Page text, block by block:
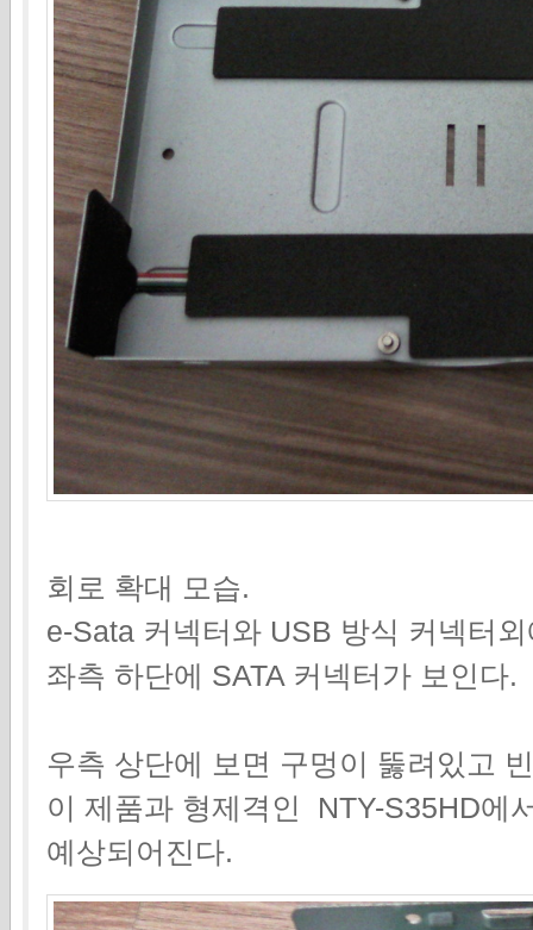
회로 확대 모습.
e-Sata 커넥터와 USB 방식 커넥터
좌측 하단에 SATA 커넥터가 보인다.
우측 상단에 보면 구멍이 뚫려있고
이 제품과 형제격인 NTY-S35HD에
예상되어진다.